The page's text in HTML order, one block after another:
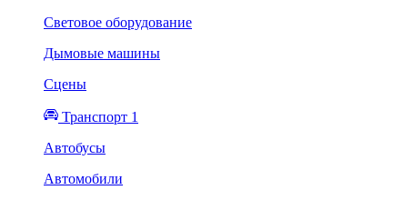
Световое оборудование
Дымовые машины
Сцены
Транспорт 1
Автобусы
Автомобили